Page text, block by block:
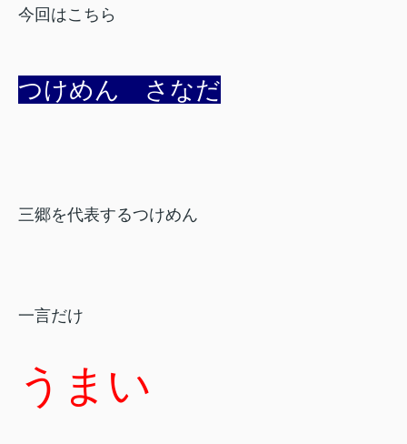
今回はこちら
つけめん さなだ
三郷を代表するつけめん
一言だけ
うまい